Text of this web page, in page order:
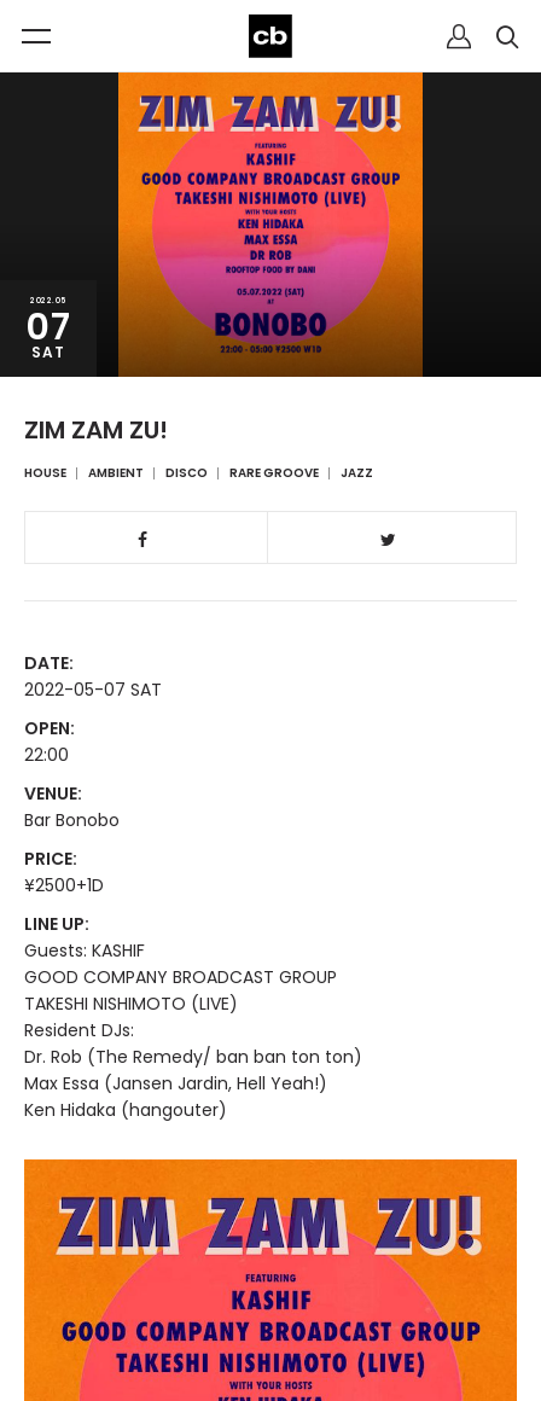
2022.05
07
SAT
ZIM ZAM ZU!
HOUSE AMBIENT DISCO RARE GROOVE JAZZ
DATE:
2022-05-07 SAT
OPEN:
22:00
VENUE:
Bar Bonobo
PRICE:
¥2500+1D
LINE UP:
Guests: KASHIF
GOOD COMPANY BROADCAST GROUP
TAKESHI NISHIMOTO (LIVE)
Resident DJs:
Dr. Rob (The Remedy/ ban ban ton ton)
Max Essa (Jansen Jardin, Hell Yeah!)
Ken Hidaka (hangouter)